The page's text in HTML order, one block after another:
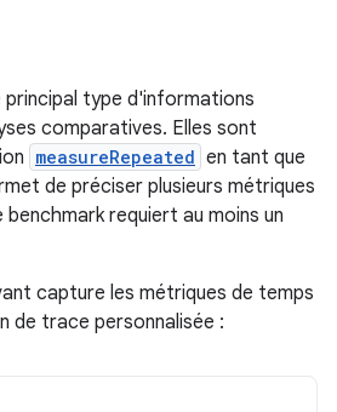
type d'informations
comparatives. Elles sont
measureRepeated en tant que
de préciser plusieurs métriques
requiert au moins un
capture les métriques de temps
de trace personnalisée :